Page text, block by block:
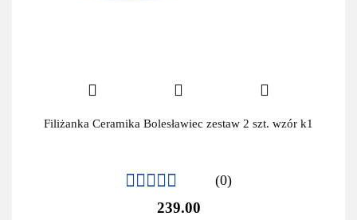
Filiżanka Ceramika Bolesławiec zestaw 2 szt. wzór k1
(0)
239.00